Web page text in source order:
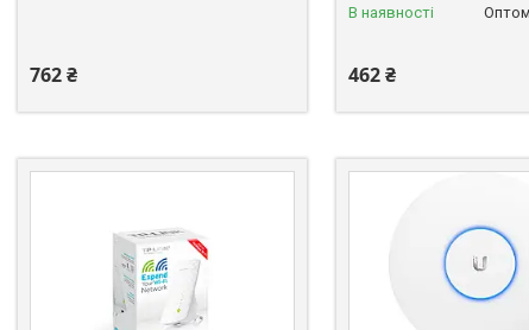
762 ₴
В наявності Оптом
462 ₴